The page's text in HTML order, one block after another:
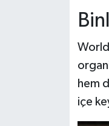
hem
içe
Teknoloji
Siyaset
Dünya Haberleri
Yerel Haberler